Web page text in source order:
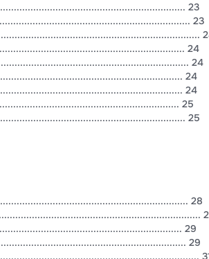
23
23
24
24
24
24
25
25
28
29
29